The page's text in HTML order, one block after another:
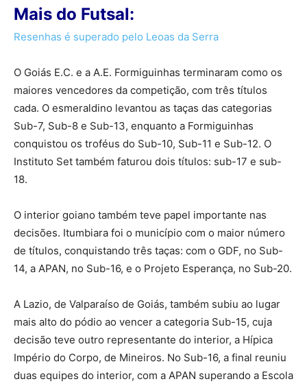
Mais do Futsal:
Resenhas é superado pelo Leoas da Serra
O Goiás E.C. e a A.E. Formiguinhas terminaram como os
maiores vencedores da competição, com três títulos
cada. O esmeraldino levantou as taças das categorias
Sub-7, Sub-8 e Sub-13, enquanto a Formiguinhas
conquistou os troféus do Sub-10, Sub-11 e Sub-12. O
Instituto Set também faturou dois títulos: sub-17 e sub-
18.
O interior goiano também teve papel importante nas
decisões. Itumbiara foi o município com o maior número
de títulos, conquistando três taças: com o GDF, no Sub-
14, a APAN, no Sub-16, e o Projeto Esperança, no Sub-20.
A Lazio, de Valparaíso de Goiás, também subiu ao lugar
mais alto do pódio ao vencer a categoria Sub-15, cuja
decisão teve outro representante do interior, a Hípica
Império do Corpo, de Mineiros. No Sub-16, a final reuniu
duas equipes do interior, com a APAN superando a Escola